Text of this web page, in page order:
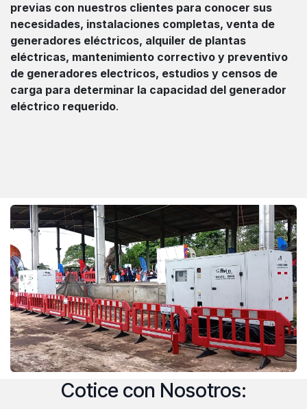
previas con nuestros clientes para conocer sus
necesidades, instalaciones completas, venta de
generadores eléctricos, alquiler de plantas
eléctricas, mantenimiento correctivo y preventivo
de generadores electricos, estudios y censos de
carga para determinar la capacidad del generador
eléctrico requerido.
Cotice con Nosotros: